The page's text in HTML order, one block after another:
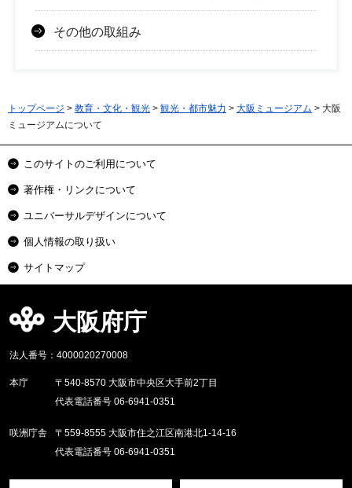
その他の取組み
トップページ > 教育・文化・観光 > 観光・都市魅力 > 大阪ミュージアム > 大阪
ミュージアムについて
このサイトのご利用について
著作権・リンクについて
ユニバーサルデザインについて
個人情報の取り扱い
サイトマップ
大阪府庁
法人番号：4000020270008
本庁
〒540-8570 大阪市中央区大手前2丁目
代表電話番号 06-6941-0351
咲洲庁舎
〒559-8555 大阪市住之江区南港北1-14-16
代表電話番号 06-6941-0351